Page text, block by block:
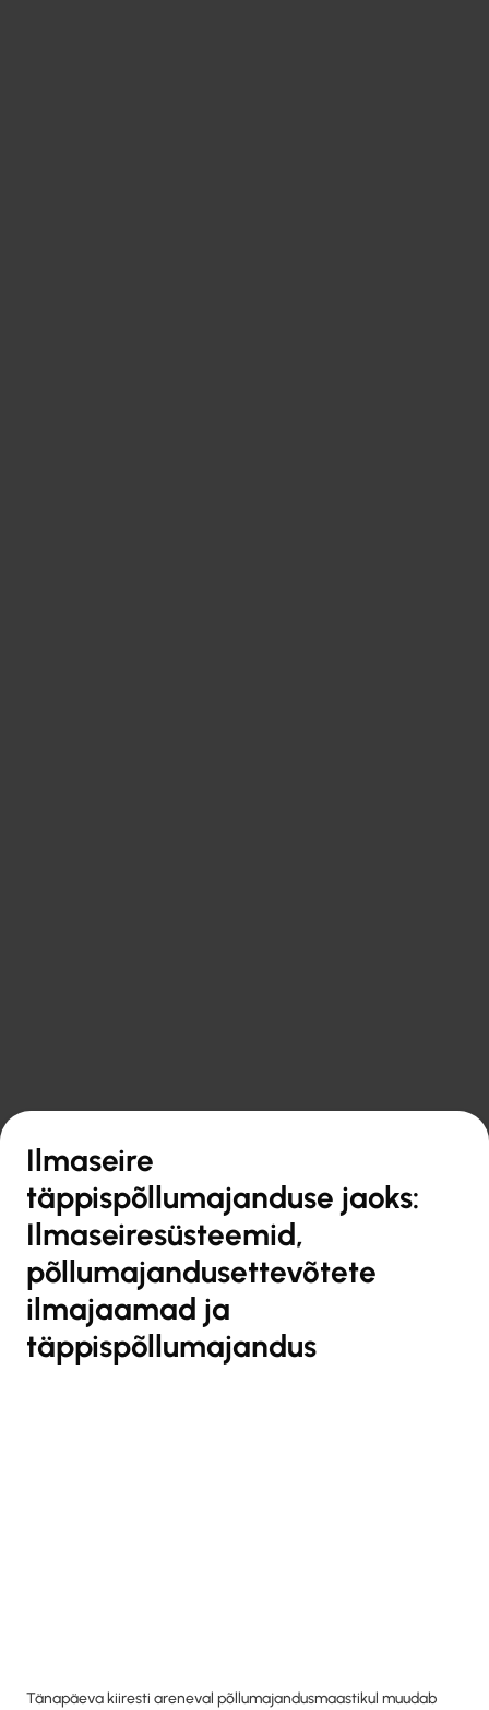
Ilmaseire
täppispõllumajanduse jaoks:
Ilmaseiresüsteemid,
põllumajandusettevõtete
ilmajaamad ja
täppispõllumajandus
Tänapäeva kiiresti areneval põllumajandusmaastikul muudab